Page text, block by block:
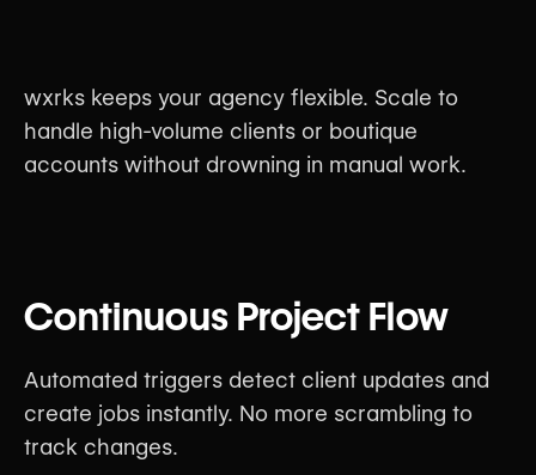
wxrks keeps your agency flexible. Scale to
handle high-volume clients or boutique
accounts without drowning in manual work.
Continuous Project Flow
Automated triggers detect client updates and
create jobs instantly. No more scrambling to
track changes.